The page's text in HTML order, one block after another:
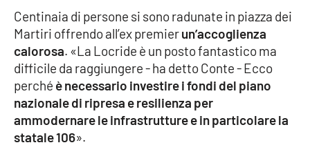
Centinaia di persone si sono radunate in piazza dei
Martiri offrendo all’ex premierun’accoglienza
calorosa. «La Locride è un posto fantastico ma
difficile da raggiungere - ha detto Conte - Ecco
perché è necessario investire i fondi del piano
nazionale di ripresa e resilienza per
ammodernare le infrastrutture e in particolare la
statale 106».